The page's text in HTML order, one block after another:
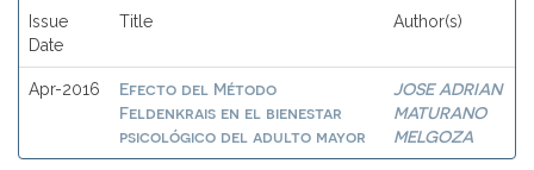
Issue
Date
Title Author(s)
Apr-2016
Efecto del Método
Feldenkrais en el bienestar
psicológico del adulto mayor
JOSE ADRIAN
MATURANO
MELGOZA